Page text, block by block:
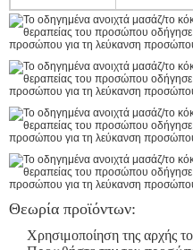
Θεωρία προϊόντων:
Χρησιμοποίηση της αρχής